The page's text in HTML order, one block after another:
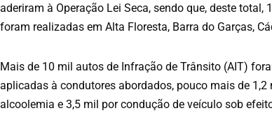
aderiram à Operação Lei Seca, sendo que, deste
foram realizadas em Alta Floresta, Barra do Garças,
Mais de 10 mil autos de Infração de Trânsito (AIT)
aplicadas à condutores abordados, pouco mais de
alcoolemia e 3,5 mil por condução de veículo sob